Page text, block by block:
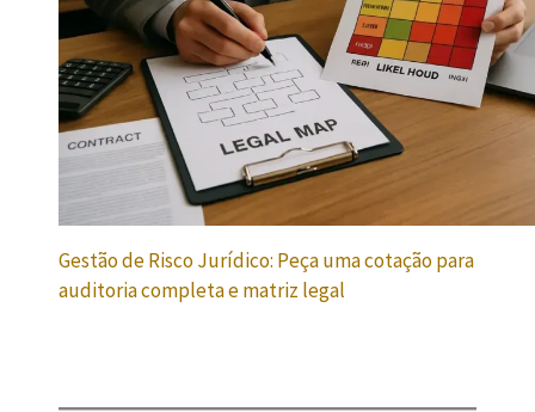
Gestão de Risco Jurídico: Peça uma cotação para
auditoria completa e matriz legal